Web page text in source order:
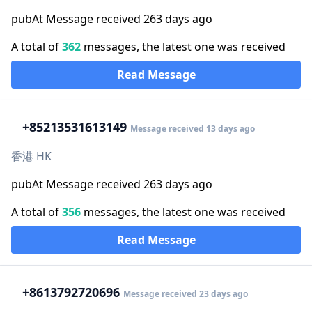
pubAt Message received 263 days ago
A total of362 messages, the latest one was received
Read Message
+85213531613149 Message received 13 days ago
香港 HK
pubAt Message received 263 days ago
A total of356 messages, the latest one was received
Read Message
+8613792720696 Message received 23 days ago